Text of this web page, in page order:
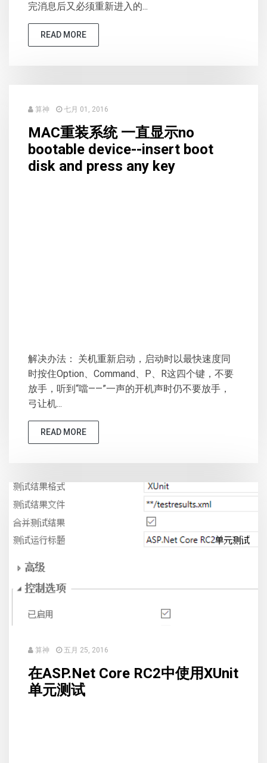
完消息后又必须重新进入的...
READ MORE
算神 七月 01, 2016
MAC重装系统 一直显示no
bootable device--insert boot
disk and press any key
解决办法： 关机重新启动，启动时以最快速度同
时按住Option、Command、P、R这四个键，不要
放手，听到“噹——”一声的开机声时仍不要放手，
弓让机...
READ MORE
算神 五月 25, 2016
在ASP.Net Core RC2中使用XUnit
单元测试